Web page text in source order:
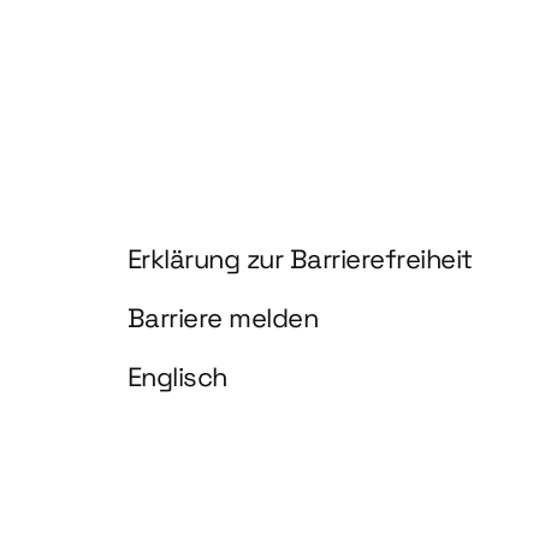
Information und Service
Erklärung zur Barrierefreiheit
Barriere melden
Englisch